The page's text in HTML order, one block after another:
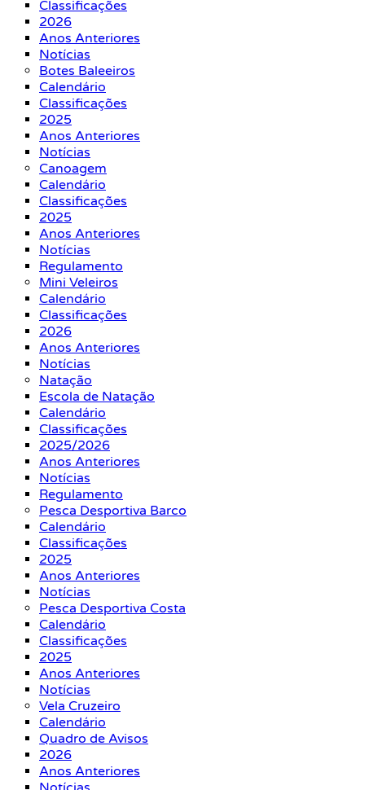
Classificações
2026
Anos Anteriores
Notícias
Botes Baleeiros
Calendário
Classificações
2025
Anos Anteriores
Notícias
Canoagem
Calendário
Classificações
2025
Anos Anteriores
Notícias
Regulamento
Mini Veleiros
Calendário
Classificações
2026
Anos Anteriores
Notícias
Natação
Escola de Natação
Calendário
Classificações
2025/2026
Anos Anteriores
Notícias
Regulamento
Pesca Desportiva Barco
Calendário
Classificações
2025
Anos Anteriores
Notícias
Pesca Desportiva Costa
Calendário
Classificações
2025
Anos Anteriores
Notícias
Vela Cruzeiro
Calendário
Quadro de Avisos
2026
Anos Anteriores